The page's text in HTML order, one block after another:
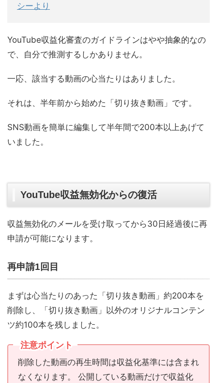
シーより
YouTube収益化審査のガイドラインはやや抽象的なの
で、自分で推測するしかありません。
一応、該当する動画の心当たりはありました。
それは、半年前から始めた「切り抜き動画」です。
SNS動画を簡単に編集して半年間で200本以上あげて
いました。
YouTube収益無効化からの復活
収益無効化のメールを受け取ってから30日経過後に再
申請が可能になります。
再申請1回目
まずは心当たりのあった「切り抜き動画」約200本を
削除し、「切り抜き動画」以外のオリジナルコンテン
ツ約100本を残しました。
注意ポイント
削除した動画の再生時間は収益化基準には含まれ
なくなります。 公開している動画だけで収益化